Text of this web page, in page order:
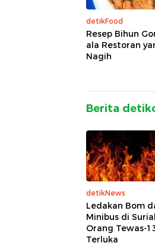
detikFood
Resep Bihun
ala Restoran
Nagih
Berita
detikNews
Ledakan Bom
Minibus di
Orang Tewas-
Terluka